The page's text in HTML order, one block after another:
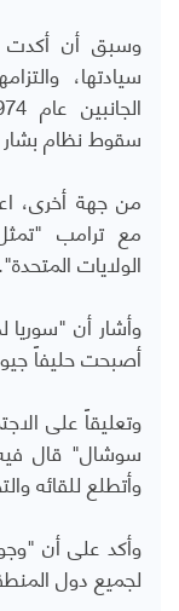
وسبق أن أكدت
سيادتها،
سقوط نظام بشار
من جهة أخرى،
مع ترامب
الولايات المتحدة".
وأشار أن "سوريا
أصبحت حليفاً
وتعليقاً على
سوشال" قال
وأتطلع للقائه
وأكد على أن
لجميع دول